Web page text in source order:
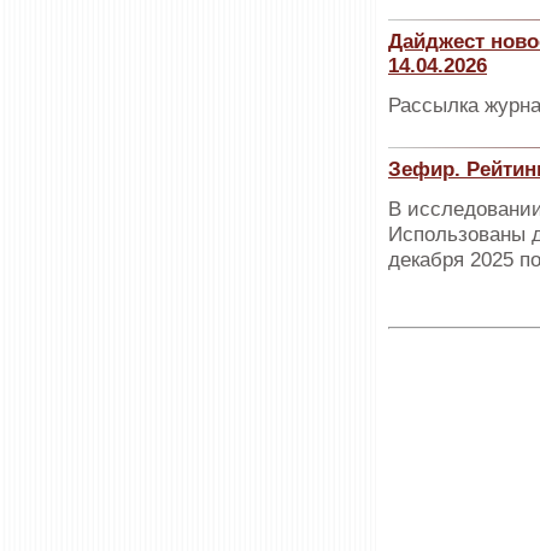
Дайджест
14.04.2026
Рассылка
Зефир.
В
Использованы
декабря 2025